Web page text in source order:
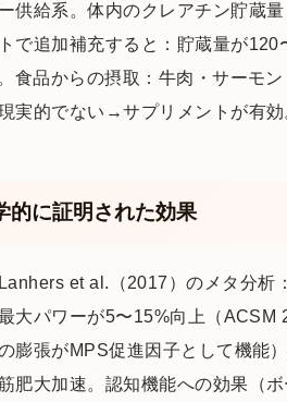
供給系。体内のクレアチン貯蔵
で追加補充すると：貯蔵量が
食品からの摂取：牛肉・サーモ
実的でない→サプリメントが有効
的に証明された効果
et al.（2017）のメタ分析
大パワーが5〜15%向上（
膨張がMPS促進因子として機
大加速。認知機能への効果（